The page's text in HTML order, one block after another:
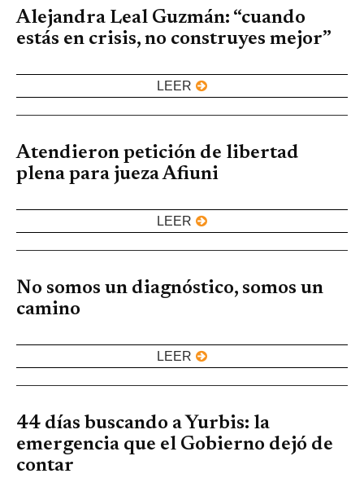
Alejandra Leal Guzmán: “cuando
estás en crisis, no construyes mejor”
LEER
Atendieron petición de libertad
plena para jueza Afiuni
LEER
No somos un diagnóstico, somos un
camino
LEER
44 días buscando a Yurbis: la
emergencia que el Gobierno dejó de
contar